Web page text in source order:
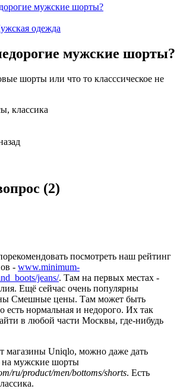
мужские шорты?
одежда
мужские шорты?
шорты или что то класссическое не
классика
(2)
посмотреть наш рейтинг
- www.minimum-
jeans/. Там на первых местах -
Ещё сейчас очень популярны
Смешные цены. Там может быть
есть нормальная и недорого. Их так
в любой части Москвы, где-нибудь
магазины Uniqlo, можно даже дать
на мужские шорты
ru/product/men/bottoms/shorts. Есть